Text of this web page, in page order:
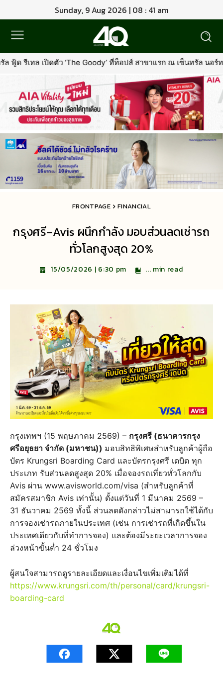
Sunday, 9 Aug 2026 | 08 : 41 am
Goody’ ที่ท็อปส์ สาขาแรก ณ เซ็นทรัล นอร์ทวิลล์พร้อมรุกตลาด
FRONTPAGE FINANCIAL
กรุงศรี–Avis ผนึกกำลัง มอบส่วนลดเช่ารถ
ทั่วโลกสูงสุด 20%
15/05/2026 | 6:30 pm ... min read
กรุงเทพฯ (15 พฤษภาคม 2569) – กรุงศรี (ธนาคารกรุง
ศรีอยุธยา จำกัด (มหาชน)) มอบสิทธิพิเศษสำหรับลูกค้าผู้ถือ
บัตร Krungsri Boarding Card และบัตรกรุงศรี เดบิต ทุก
ประเภท รับส่วนลดสูงสุด 20% เมื่อจองรถเที่ยวทั่วโลกกับ
Avis ผ่าน www.avisworld.com/visa (สำหรับลูกค้าที่
สมัครสมาชิก Avis เท่านั้น) ตั้งแต่วันที่ 1 มีนาคม 2569 –
31 ธันวาคม 2569 ทั้งนี้ ส่วนลดดังกล่าวไม่สามารถใช้ได้กับ
การจองเช่ารถภายในประเทศ (เช่น การเช่ารถที่เกิดขึ้นใน
ประเทศเดียวกับที่ทำการจอง) และต้องมีระยะเวลาการจอง
ล่วงหน้าขั้นต่ำ 24 ชั่วโมง
ผู้สนใจสามารถดูรายละเอียดและเงื่อนไขเพิ่มเติมได้ที่
https://www.krungsri.com/th/personal/card/krungsri-
boarding-card